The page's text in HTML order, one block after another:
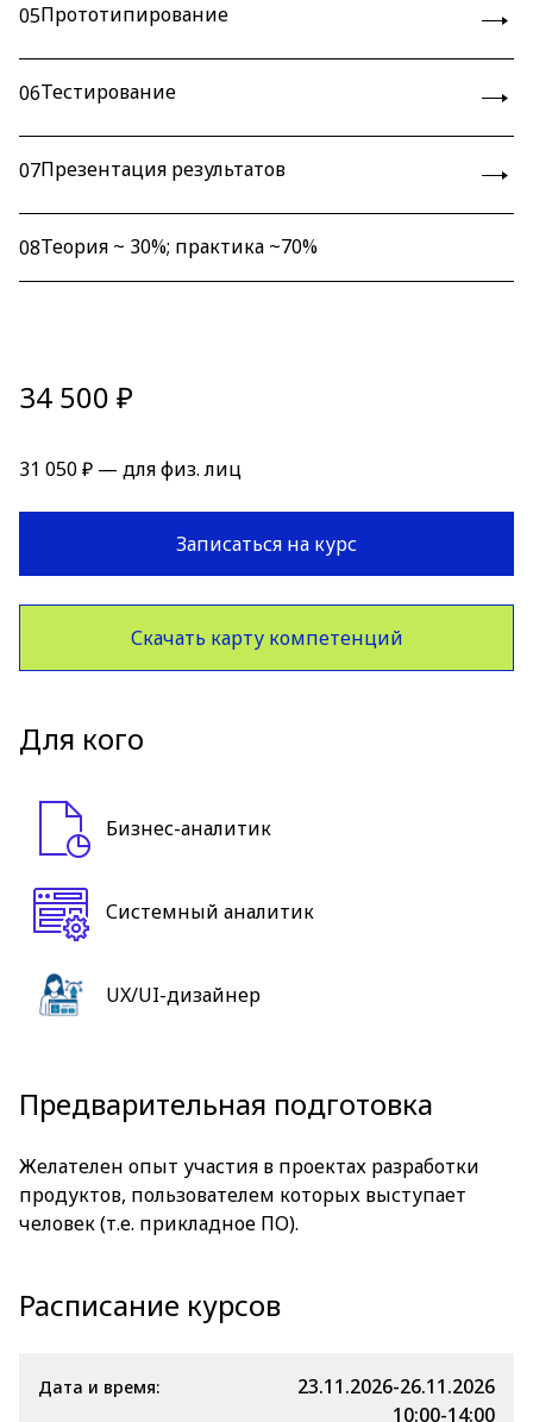
05Прототипирование
06Тестирование
07Презентация результатов
08Теория ~ 30%; практика ~70%
34 500 ₽
31 050 ₽ — для физ. лиц
Записаться на курс
Скачать карту компетенций
Для кого
Бизнес-аналитик
Системный аналитик
UX/UI-дизайнер
Предварительная подготовка
Желателен опыт участия в проектах разработки
продуктов, пользователем которых выступает
человек (т.е. прикладное ПО).
Расписание курсов
Дата и время:
23.11.2026-26.11.2026
10:00-14:00